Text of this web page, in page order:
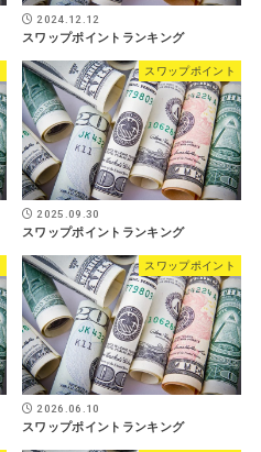
2024.12.12
スワップポイントランキング
スワップポイント
2025.09.30
スワップポイントランキング
スワップポイント
2026.06.10
スワップポイントランキング